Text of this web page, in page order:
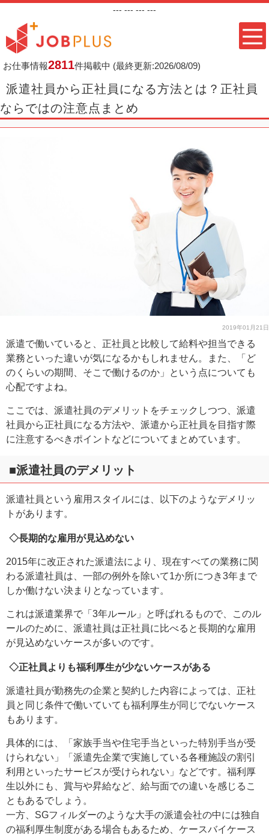
--- --- --- ---
お仕事情報2811件掲載中 (最終更新:2026/08/09)
派遣社員から正社員になる方法とは？正社員
ならではの注意点まとめ
2019年01月21日
派遣で働いていると、正社員と比較して給料や担当できる
業務といった違いが気になるかもしれません。また、「ど
のくらいの期間、そこで働けるのか」という点についても
心配ですよね。
ここでは、派遣社員のデメリットをチェックしつつ、派遣
社員から正社員になる方法や、派遣から正社員を目指す際
に注意するべきポイントなどについてまとめています。
■派遣社員のデメリット
派遣社員という雇用スタイルには、以下のようなデメリッ
トがあります。
◇長期的な雇用が見込めない
2015年に改正された派遣法により、現在すべての業務に関
わる派遣社員は、一部の例外を除いて1か所につき3年まで
しか働けない決まりとなっています。
これは派遣業界で「3年ルール」と呼ばれるもので、このル
ールのために、派遣社員は正社員に比べると長期的な雇用
が見込めないケースが多いのです。
◇正社員よりも福利厚生が少ないケースがある
派遣社員が勤務先の企業と契約した内容によっては、正社
員と同じ条件で働いていても福利厚生が同じでないケース
もあります。
具体的には、「家族手当や住宅手当といった特別手当が受
けられない」「派遣先企業で実施している各種施設の割引
利用といったサービスが受けられない」などです。福利厚
生以外にも、賞与や昇給など、給与面での違いを感じるこ
ともあるでしょう。
一方、SGフィルダーのような大手の派遣会社の中には独自
の福利厚生制度がある場合もあるため、ケースバイケース